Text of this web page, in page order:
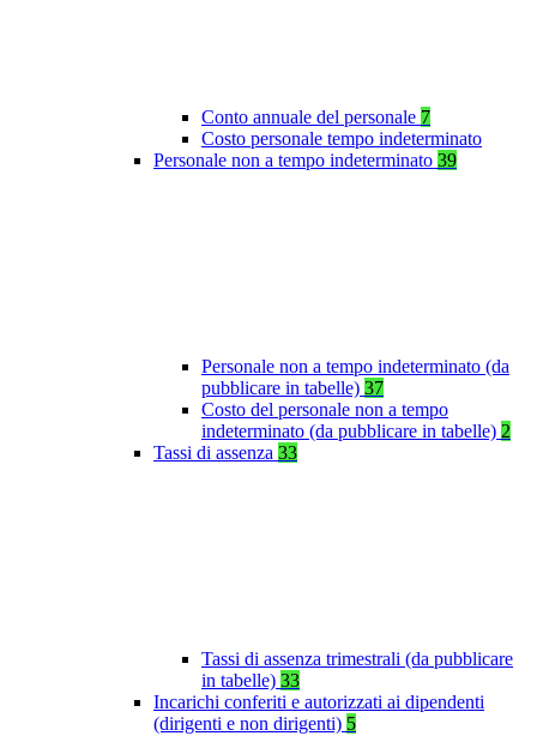
Conto annuale del personale 7
Costo personale tempo indeterminato
Personale non a tempo indeterminato 39
Personale non a tempo indeterminato (da
pubblicare in tabelle) 37
Costo del personale non a tempo
indeterminato (da pubblicare in tabelle) 2
Tassi di assenza 33
Tassi di assenza trimestrali (da pubblicare
in tabelle) 33
Incarichi conferiti e autorizzati ai dipendenti
(dirigenti e non dirigenti) 5